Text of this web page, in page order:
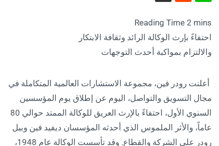
احتفاءً بإرث الوكالة الرائد وثقافة الابتكار
والالتزام بمواكبة أحدث التوجهات
أعلنت رودر فين، مجموعة الاستشارات العالمية المتكاملة في
مجال التسويق والتواصل، اليوم عن إطلاق يوم المؤسسين
السنوي الأول، احتفاءً بالإرث العريق للوكالة الممتد حوالي 80
عاماً، والأثر الملموس الذي أحدثه المؤسسان ديفيد فين وبيل
رودر على الشركة والقطاع. وقد تأسست الوكالة عام 1948،